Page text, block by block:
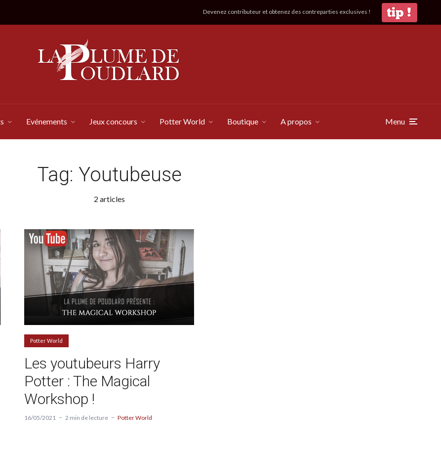
Devenez contributeur et obtenez des contreparties exclusives !
Evénements Jeux concours Potter World Boutique A propos Menu
Tag: Youtubeuse
2 articles
Potter World
Les youtubeurs Harry
Potter : The Magical
Workshop !
16/05/2021 2 min de lecture Potter World